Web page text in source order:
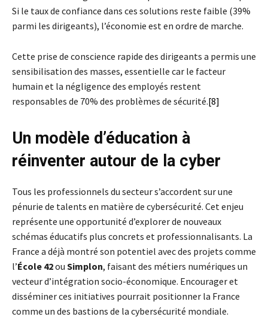
Si le taux de confiance dans ces solutions reste faible (39%
parmi les dirigeants), l’économie est en ordre de marche.
Cette prise de conscience rapide des dirigeants a permis une
sensibilisation des masses, essentielle car le facteur
humain et la négligence des employés restent
responsables de 70% des problèmes de sécurité.[8]
Un modèle d’éducation à
réinventer autour de la cyber
Tous les professionnels du secteur s’accordent sur une
pénurie de talents en matière de cybersécurité. Cet enjeu
représente une opportunité d’explorer de nouveaux
schémas éducatifs plus concrets et professionnalisants. La
France a déjà montré son potentiel avec des projets comme
l’École 42ou Simplon, faisant des métiers numériques un
vecteur d’intégration socio-économique. Encourager et
disséminer ces initiatives pourrait positionner la France
comme un des bastions de la cybersécurité mondiale.